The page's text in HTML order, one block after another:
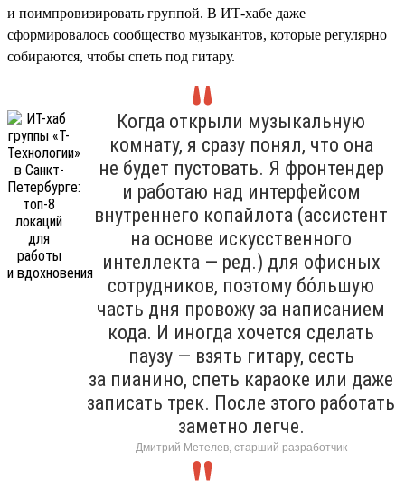
и поимпровизировать группой. В ИТ-хабе даже
сформировалось сообщество музыкантов, которые регулярно
собираются, чтобы спеть под гитару.
Когда открыли музыкальную
комнату, я сразу понял, что она
не будет пустовать. Я фронтендер
и работаю над интерфейсом
внутреннего копайлота (ассистент
на основе искусственного
интеллекта — ред.) для офисных
сотрудников, поэтому бо́льшую
часть дня провожу за написанием
кода. И иногда хочется сделать
паузу — взять гитару, сесть
за пианино, спеть караоке или даже
записать трек. После этого работать
заметно легче.
Дмитрий Метелев, старший разработчик